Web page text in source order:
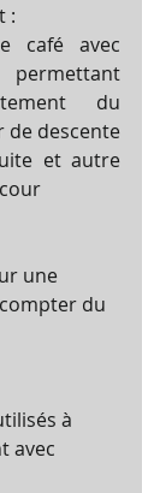
:
café avec
du
de descente
et autre
une
du
à
avec